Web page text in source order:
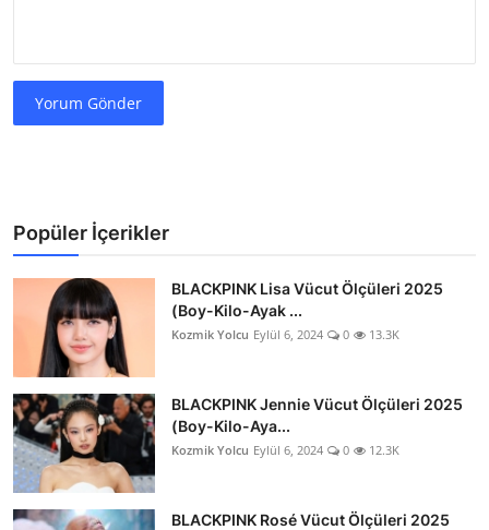
Yorum Gönder
Popüler İçerikler
BLACKPINK Lisa Vücut Ölçüleri 2025
(Boy-Kilo-Ayak ...
Kozmik Yolcu Eylül 6, 2024 0 13.3K
BLACKPINK Jennie Vücut Ölçüleri 2025
(Boy-Kilo-Aya...
Kozmik Yolcu Eylül 6, 2024 0 12.3K
BLACKPINK Rosé Vücut Ölçüleri 2025